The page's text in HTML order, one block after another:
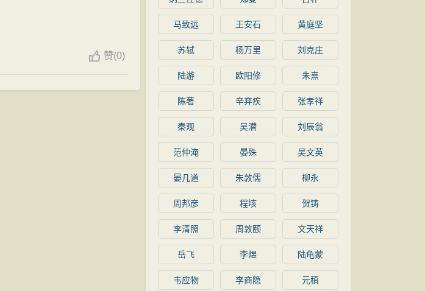
赞(0)
马致远 王安石 黄庭坚
苏轼 杨万里 刘克庄
陆游 欧阳修 朱熹
陈著 辛弃疾 张孝祥
秦观 吴潜 刘辰翁
范仲淹 晏殊 吴文英
晏几道 朱敦儒 柳永
周邦彦 程垓 贺铸
李清照 周敦颐 文天祥
岳飞 李煜 陆龟蒙
韦应物 李商隐 元稹